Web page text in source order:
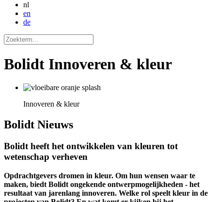
nl
en
de
Bolidt Innoveren & kleur
Innoveren & kleur
Bolidt Nieuws
Bolidt heeft het ontwikkelen van kleuren tot
wetenschap verheven
Opdrachtgevers dromen in kleur. Om hun wensen waar te
maken, biedt Bolidt ongekende ontwerpmogelijkheden - het
resultaat van jarenlang innoveren. Welke rol speelt kleur in de